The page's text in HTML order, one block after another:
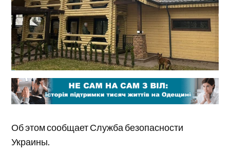
Об этом сообщает Служба безопасности
Украины.